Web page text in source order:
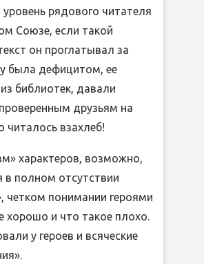
рядового читателя
Союзе, если такой
он проглатывал за
была дефицитом, ее
библиотек, давали
друзьям на
читалось взахлеб!
характеров, возможно,
в полном отсутствии
четком понимании героями
хорошо и что такое плохо.
у героев и всяческие